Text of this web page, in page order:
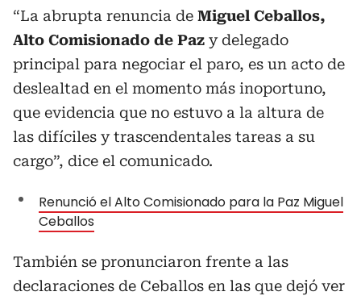
“La abrupta renuncia de Miguel Ceballos,
Alto Comisionado de Paz y delegado
principal para negociar el paro, es un acto de
deslealtad en el momento más inoportuno,
que evidencia que no estuvo a la altura de
las difíciles y trascendentales tareas a su
cargo”, dice el comunicado.
Renunció el Alto Comisionado para la Paz Miguel
Ceballos
También se pronunciaron frente a las
declaraciones de Ceballos en las que dejó ver